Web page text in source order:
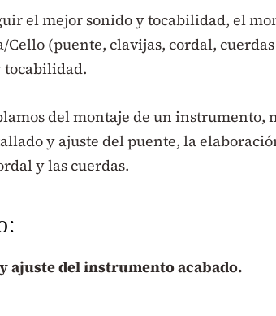
el mejor sonido y tocabilidad, el
(puente, clavijas, cordal,
tocabilidad.
del montaje de un instrumento,
y ajuste del puente, la
y las cuerdas.
ajuste del instrumento acabado.